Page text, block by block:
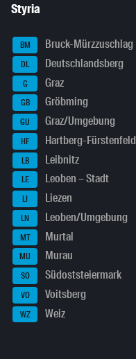
Styria
BM Bruck-Mürzzuschlag
DL Deutschlandsberg
G Graz
GB Gröbming
GU Graz/Umgebung
HF Hartberg-Fürstenfeld
LB Leibnitz
LE Leoben – Stadt
LI Liezen
LN Leoben/Umgebung
MT Murtal
MU Murau
SO Südoststeiermark
VO Voitsberg
WZ Weiz